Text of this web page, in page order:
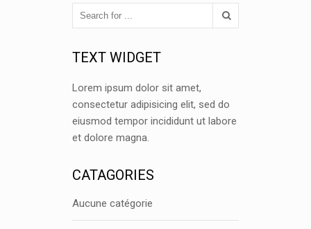
TEXT WIDGET
Lorem ipsum dolor sit amet,
consectetur adipisicing elit, sed do
eiusmod tempor incididunt ut labore
et dolore magna.
CATAGORIES
Aucune catégorie